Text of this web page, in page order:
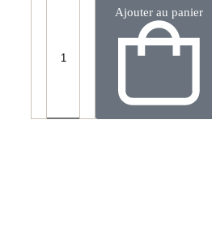
Ajouter au panier